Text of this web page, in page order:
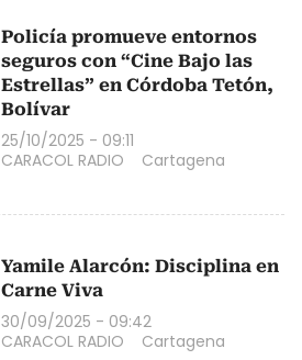
Policía promueve entornos
seguros con “Cine Bajo las
Estrellas” en Córdoba Tetón,
Bolívar
25/10/2025 - 09:11
CARACOL RADIO
Cartagena
Yamile Alarcón: Disciplina en
Carne Viva
30/09/2025 - 09:42
CARACOL RADIO
Cartagena